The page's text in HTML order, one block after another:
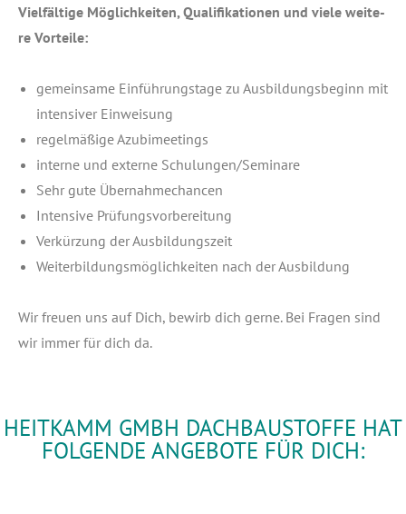
Viel­fäl­ti­ge Mög­lich­kei­ten, Qua­li­fi­ka­tio­nen und vie­le wei­te­
re Vorteile:
gemein­sa­me Ein­füh­rungs­ta­ge zu Aus­bil­dungs­be­ginn mit
inten­si­ver Einweisung
regel­mä­ßi­ge Azubimeetings
inter­ne und exter­ne Schulungen/Seminare
Sehr gute Übernahmechancen
Inten­si­ve Prüfungsvorbereitung
Ver­kür­zung der Ausbildungszeit
Wei­ter­bil­dungs­mög­lich­kei­ten nach der Ausbildung
Wir freu­en uns auf Dich, bewirb dich ger­ne. Bei Fra­gen sind
wir immer für dich da.
HEITKAMM GMBH DACHBAUSTOFFE HAT
FOLGENDE ANGEBOTE FÜR DICH: